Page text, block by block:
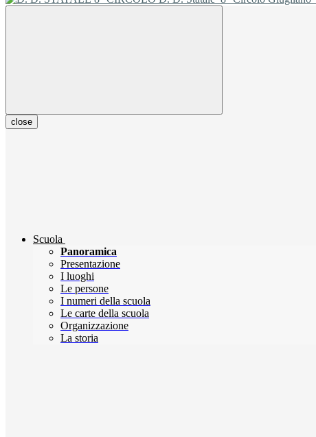
close
Scuola
Panoramica
Presentazione
I luoghi
Le persone
I numeri della scuola
Le carte della scuola
Organizzazione
La storia